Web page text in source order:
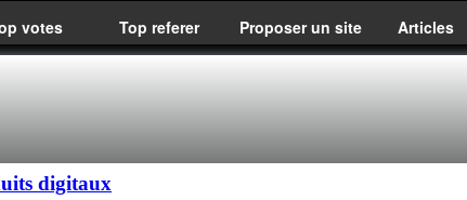
votes Top referer Proposer un site Articles
digitaux